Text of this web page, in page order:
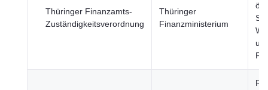
Thüringer Finanzamts-
Zuständigkeitsverordnung
Thüringer
Finanzministerium